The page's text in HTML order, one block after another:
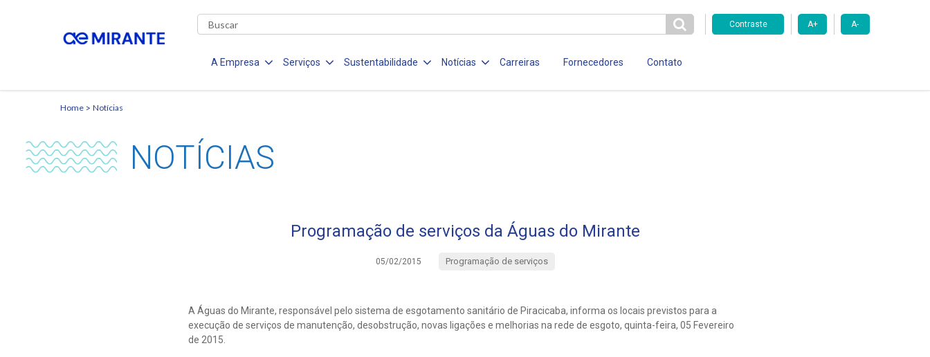
Contraste A+ A-
A Empresa Serviços Sustentabilidade Notícias Carreiras Fornecedores Contato
Home Notícias
NOTÍCIAS
Programação de serviços da Águas do Mirante
05/02/2015 Programação de serviços
A Águas do Mirante, responsável pelo sistema de esgotamento sanitário de Piracicaba, informa os locais previstos para a
execução de serviços de manutenção, desobstrução, novas ligações e melhorias na rede de esgoto, quinta-feira, 05 Fevereiro
de 2015.